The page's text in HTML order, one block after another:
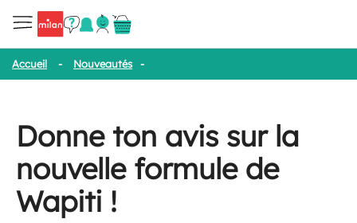
Accueil - Nouveautés -
Donne ton avis sur la
nouvelle formule de
Wapiti !